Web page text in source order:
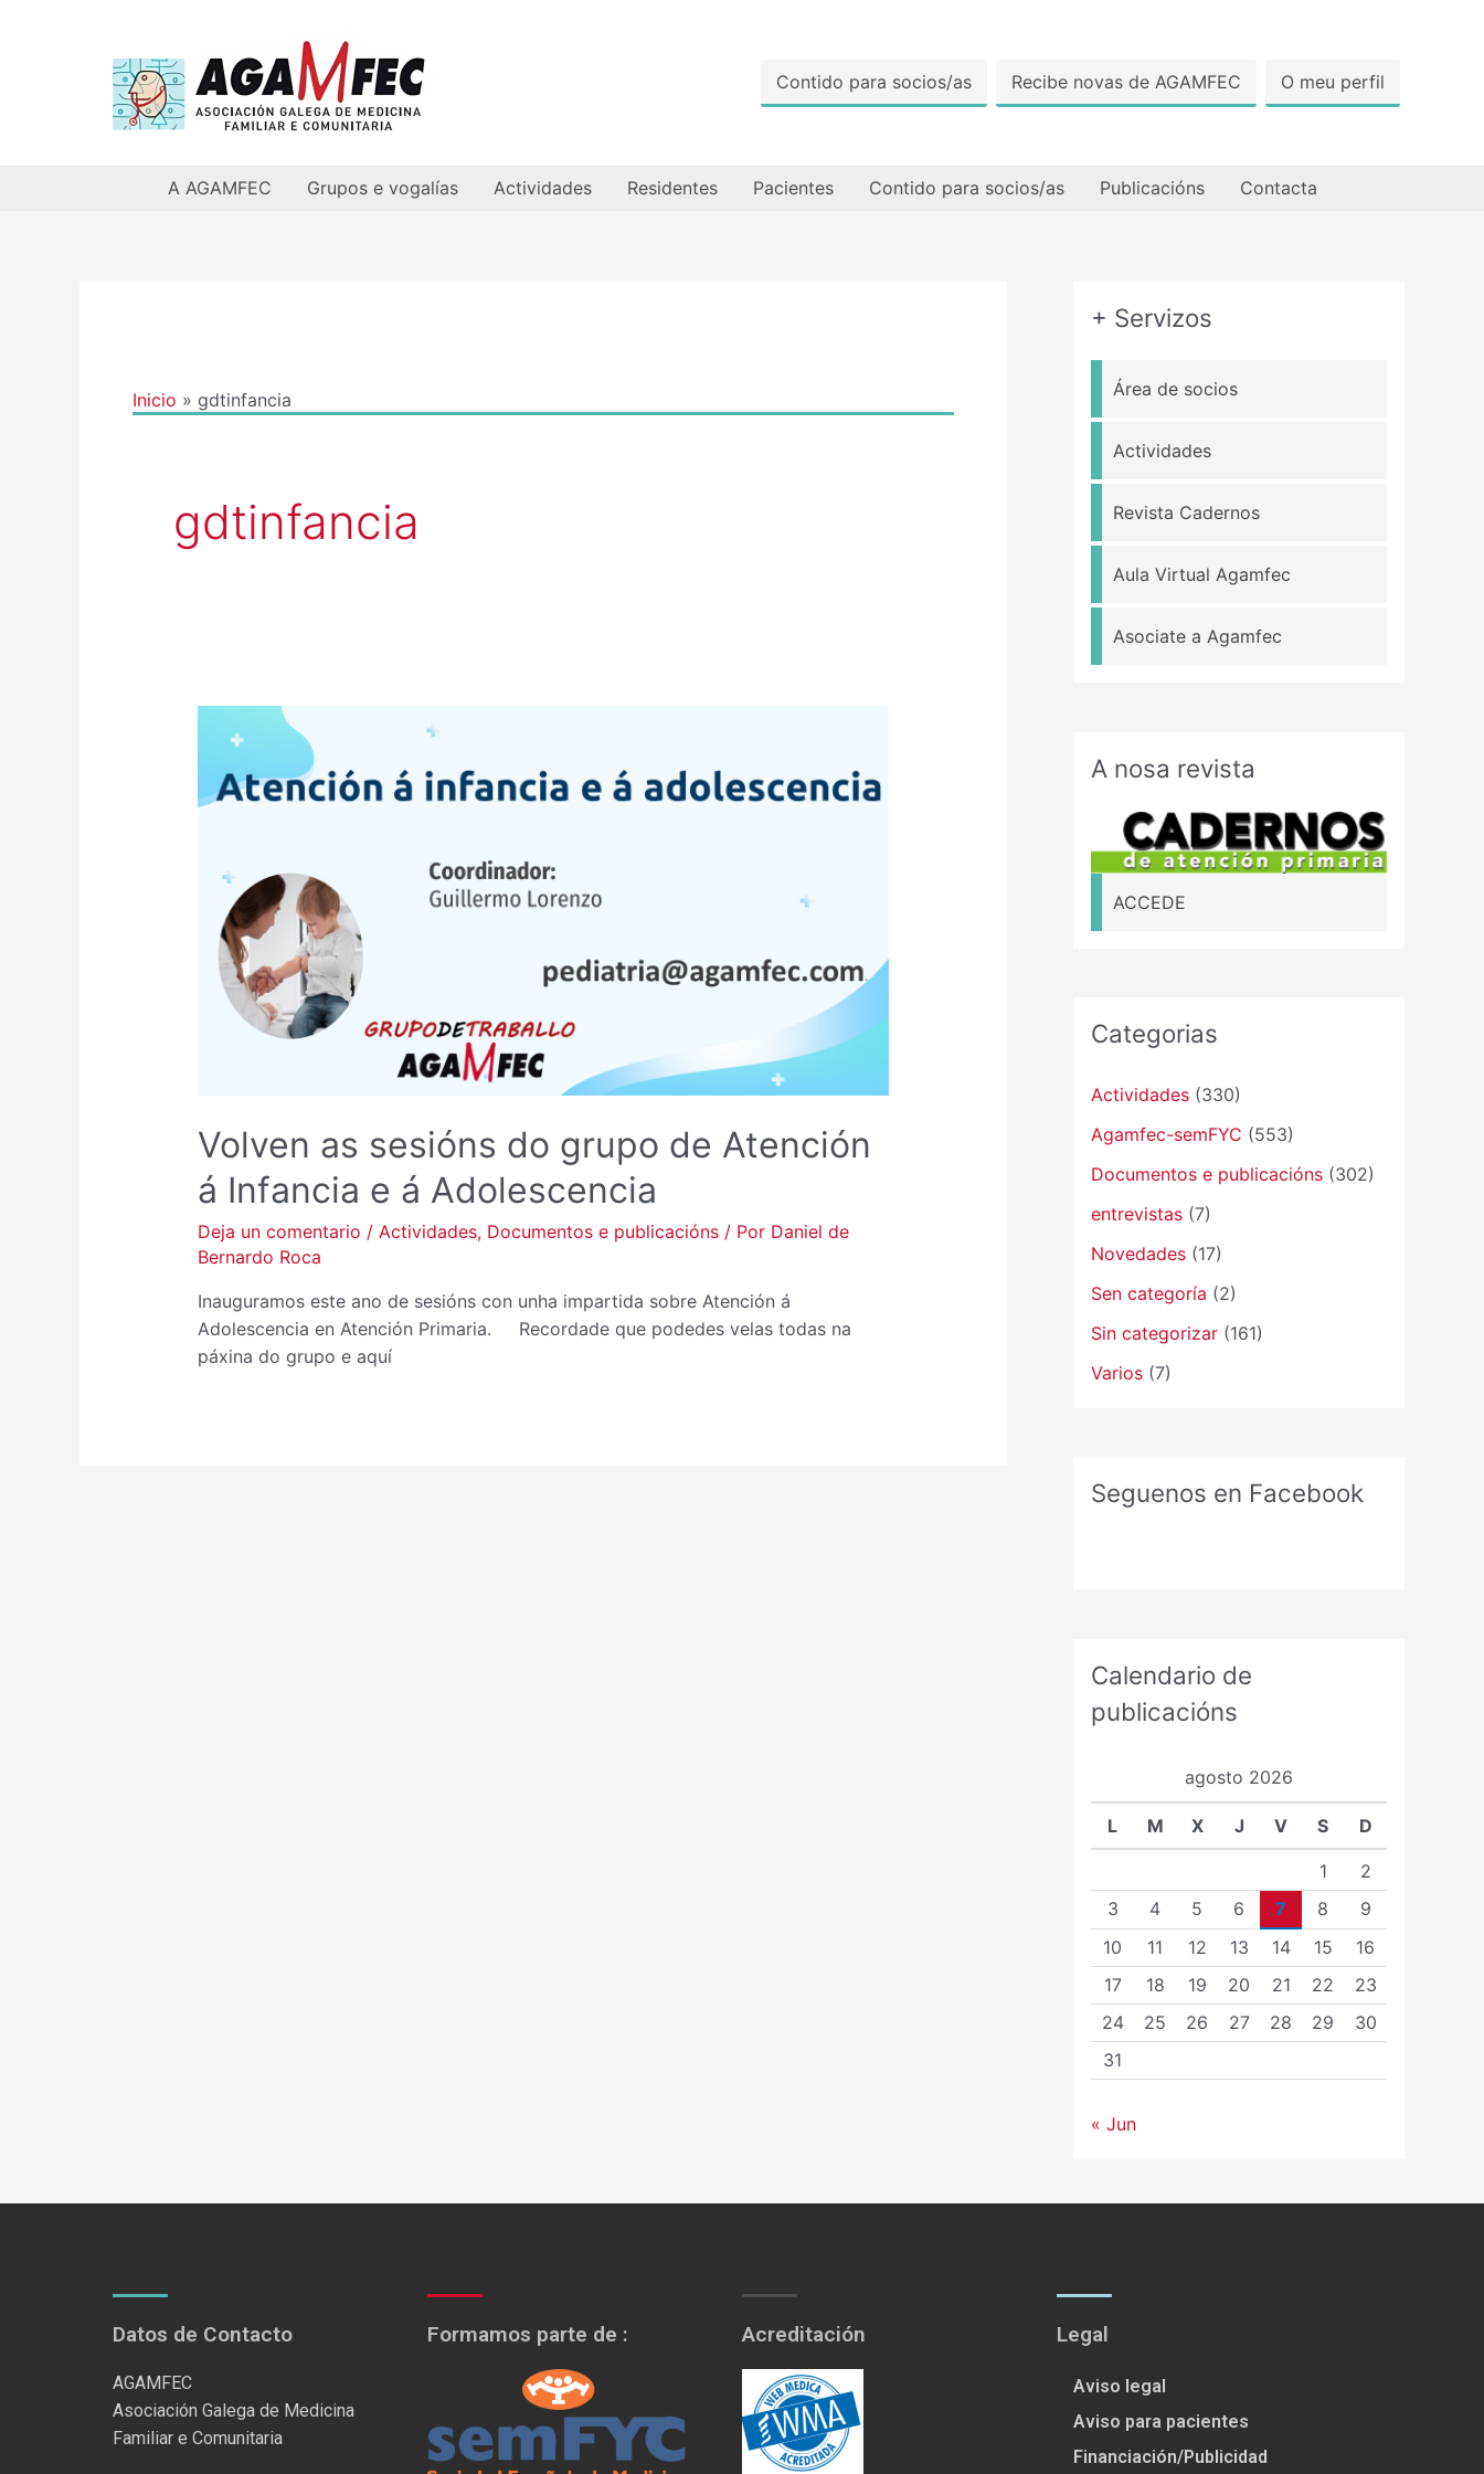
Contido para socios/as Recibe novas de AGAMFEC O meu perfil
A AGAMFEC Grupos e vogalías Actividades Residentes Pacientes Contido para socios/as Publicacións Contacta
Inicio gdtinfancia
gdtinfancia
Volven as sesións do grupo de Atención
á Infancia e á Adolescencia
Deja un comentario / Actividades, Documentos e publicacións/ Por Daniel de
Bernardo Roca
Inauguramos este ano de sesións con unha impartida sobre Atención á
Adolescencia en Atención Primaria. Recordade que podedes velas todas na
páxina do grupo e aquí
+ Servizos
Área de socios
Actividades
Revista Cadernos
Aula Virtual Agamfec
Asociate a Agamfec
A nosa revista
ACCEDE
Categorias
Actividades (330)
Agamfec-semFYC (553)
Documentos e publicacións (302)
entrevistas (7)
Novedades (17)
Sen categoría (2)
Sin categorizar (161)
Varios (7)
Seguenos en Facebook
Calendario de
publicacións
agosto 2026
L M X J V S D
1
2
3
4 5 6 7 8
9
10
11 12 13 14 15
16
17
18 19 20 21 22
23
24
25 26 27 28 29
30
31
« Jun
Datos de Contacto
AGAMFEC
Asociación Galega de Medicina
Familiar e Comunitaria
Formamos parte de : Acreditación Legal
Aviso legal
Aviso para pacientes
Financiación/Publicidad